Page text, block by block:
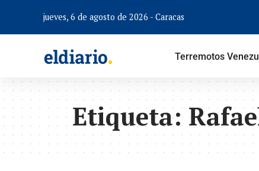
jueves, 6 de agosto de 2026 - Caracas
Terremotos
Etiqueta: